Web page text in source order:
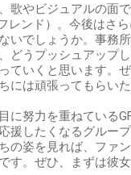
歌やビジュアルの面
レンド）。今後はさ
いでしょうか。事務
どうプッシュアップ
ていくと思います。
には頑張ってもらいた
に努力を重ねている
援したくなるグルー
の姿を見れば、ファ
す。ぜひ、まずは彼